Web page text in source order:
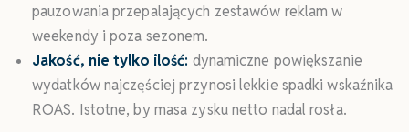
pauzowania przepalających zestawów reklam w
weekendy i poza sezonem.
Jakość, nie tylko ilość: dynamiczne powiększanie
wydatków najczęściej przynosi lekkie spadki wskaźnika
ROAS. Istotne, by masa zysku netto nadal rosła.